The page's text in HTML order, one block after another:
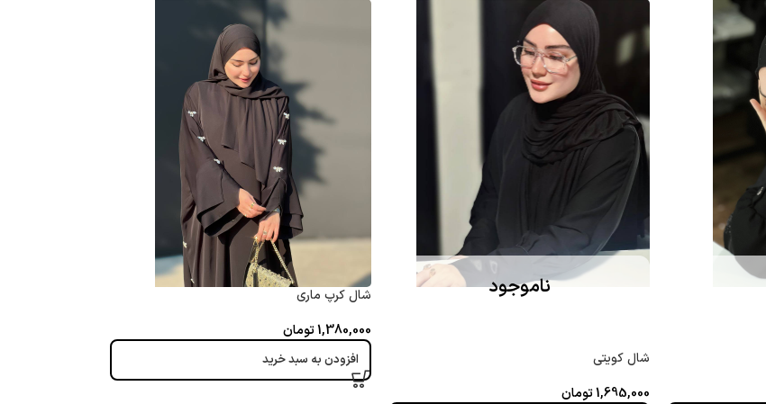
ناموجود
شال کویتی
1,695,000تومان
شال کرپ ماری
1,380,000تومان
افزودن به سبد خرید